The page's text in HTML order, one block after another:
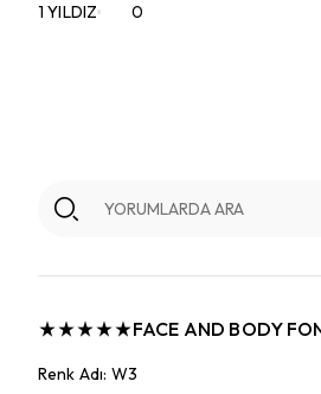
1 YILDIZ 0
FACE AND BODY
Renk Adı: W3